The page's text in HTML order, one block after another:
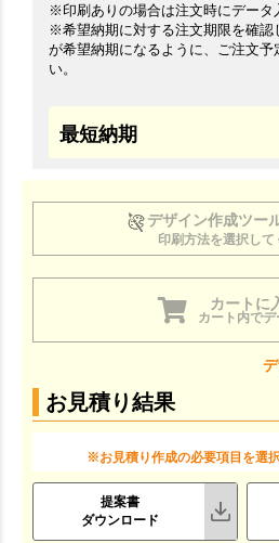
※印刷ありの場合は注文時にデータ
※希望納期に対する注文期限を確認
が希望納期になるように、ご注文予
い。
最短納期
デザイン作成ツー
印刷方法を選択して
カートに
カート内で
お見積り結果
※お見積り作成の必要項目を選
提案書
ダウンロード